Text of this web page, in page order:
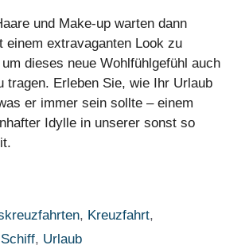
und Make-up warten dann
einem extravaganten Look zu
dieses neue Wohlfühlgefühl auch
tragen. Erleben Sie, wie Ihr Urlaub
er immer sein sollte – einem
Idylle in unserer sonst so
, Kreuzfahrt,
Schiff, Urlaub